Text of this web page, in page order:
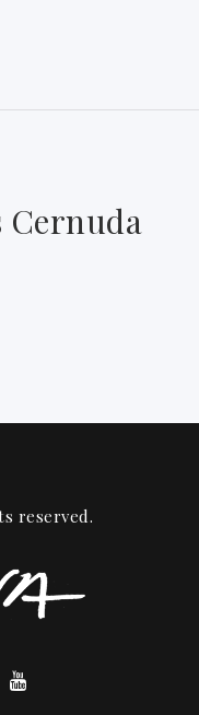
Cernuda
reserved.